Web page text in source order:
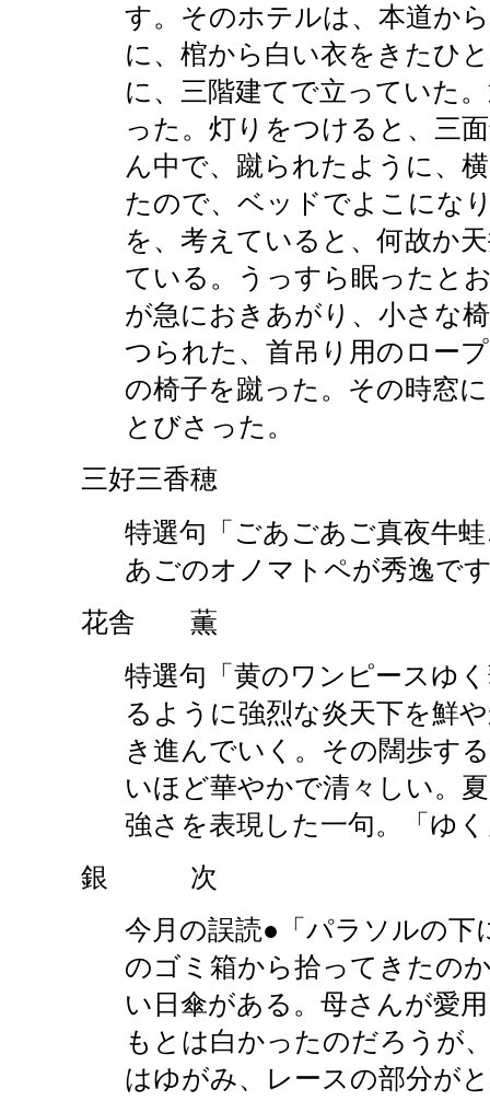
す。そのホテルは、本道か
に、棺から白い衣をきたひ
に、三階建てで立っていた
った。灯りをつけると、三
ん中で、蹴られたように、
たので、ベッドでよこにな
を、考えていると、何故か
ている。うっすら眠ったと
が急におきあがり、小さな
つられた、首吊り用のロー
の椅子を蹴った。その時窓
とびさった。
三好三香穂
特選句「ごあごあご真夜牛
あごのオノマトペが秀逸で
花舎 薫
特選句「黄のワンピースゆ
るように強烈な炎天下を鮮
き進んでいく。その闊歩す
いほど華やかで清々しい。
強さを表現した一句。「ゆ
銀 次
今月の誤読●「パラソルの下
のゴミ箱から拾ってきたの
い日傘がある。母さんが愛
もとは白かったのだろうが
はゆがみ、レースの部分が